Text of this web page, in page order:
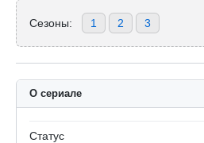
Сезоны: 1 2 3
О сериале
Статус